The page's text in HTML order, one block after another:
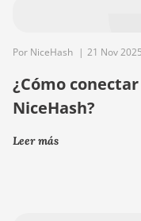
Por NiceHash | 21 Nov 2025
¿Cómo
NiceHash?
Leer más